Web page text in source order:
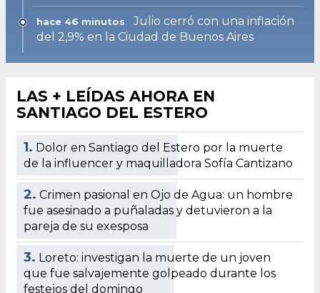
hace 46 minutos
Julio cerró con una inflación
del 2,9% en la Ciudad de Buenos Aires
LAS + LEÍDAS AHORA EN
SANTIAGO DEL ESTERO
1. Dolor en Santiago del Estero por la muerte
de la influencer y maquilladora Sofía Cantizano
2. Crimen pasional en Ojo de Agua: un hombre
fue asesinado a puñaladas y detuvieron a la
pareja de su exesposa
3. Loreto: investigan la muerte de un joven
que fue salvajemente golpeado durante los
festejos del domingo